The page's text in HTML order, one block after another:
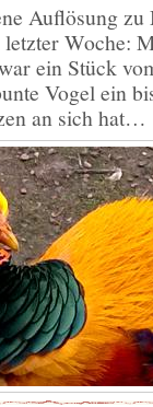
Auflösung
Woche:
ein Stück
Vogel ein
an sich hat…